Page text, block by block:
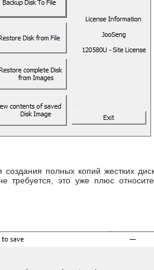
полных копий жестких
требуется, это уже плюс